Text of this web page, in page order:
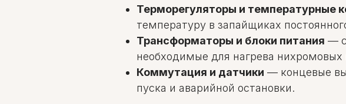
Терморегуляторы и температурные
температуру в запайщиках
Трансформаторы и блоки питания —
необходимые для нагрева нихромовых
Коммутация и датчики — концевые
пуска и аварийной остановки.